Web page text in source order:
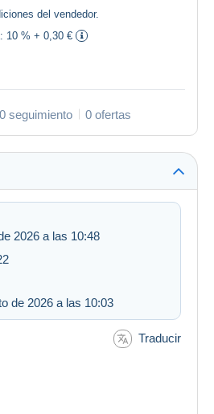
del vendedor.
10 % + 0,30 €
0 seguimiento 0 ofertas
2026 a las 10:48
de 2026 a las 10:03
Traducir